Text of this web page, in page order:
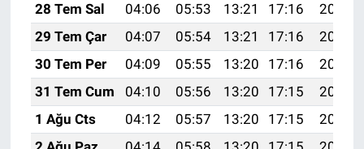
28 Tem Sal
04:06 05:53 13:21 17:16
20:38
29 Tem Çar
04:07 05:54 13:21 17:16
20:37
30 Tem Per
04:09 05:55 13:20 17:16
20:36
31 Tem Cum
04:10 05:56 13:20 17:15
20:35
1 Ağu Cts
04:12 05:57 13:20 17:15
20:34